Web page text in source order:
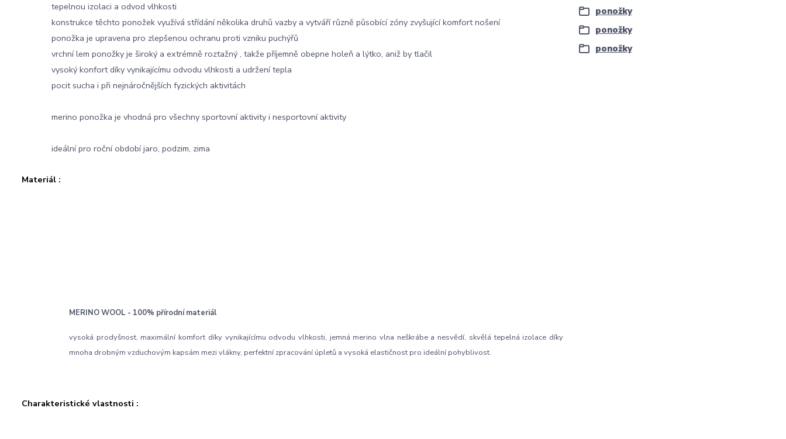
tepelnou izolaci a odvod vlhkosti
konstrukce těchto ponožek využívá střídání několika druhů vazby a vytváří různě působící zóny zvyšující komfort nošení
ponožka je upravena pro zlepšenou ochranu proti vzniku puchýřů
vrchní lem ponožky je široký a extrémně roztažný , takže příjemně obepne holeň a lýtko, aniž by tlačil
vysoký konfort díky vynikajícímu odvodu vlhkosti a udržení tepla
pocit sucha i při nejnáročnějších fyzických aktivitách
merino ponožka je vhodná pro všechny sportovní aktivity i nesportovní aktivity
ideální pro roční období jaro, podzim, zima
Materiál :
MERINO WOOL - 100% přírodní materiál
vysoká prodyšnost, maximální komfort díky vynikajícímu odvodu vlhkosti, jemná merino vlna neškrábe a nesvědí, skvělá tepelná izolace díky
mnoha drobným vzduchovým kapsám mezi vlákny, perfektní zpracování úpletů a vysoká elastičnost pro ideální pohyblivost.
Charakteristické vlastnosti :
ponožky
ponožky
ponožky